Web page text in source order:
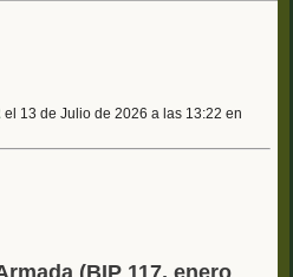
el 13 de Julio de 2026 a las 13:22 en
(BIP 117, enero